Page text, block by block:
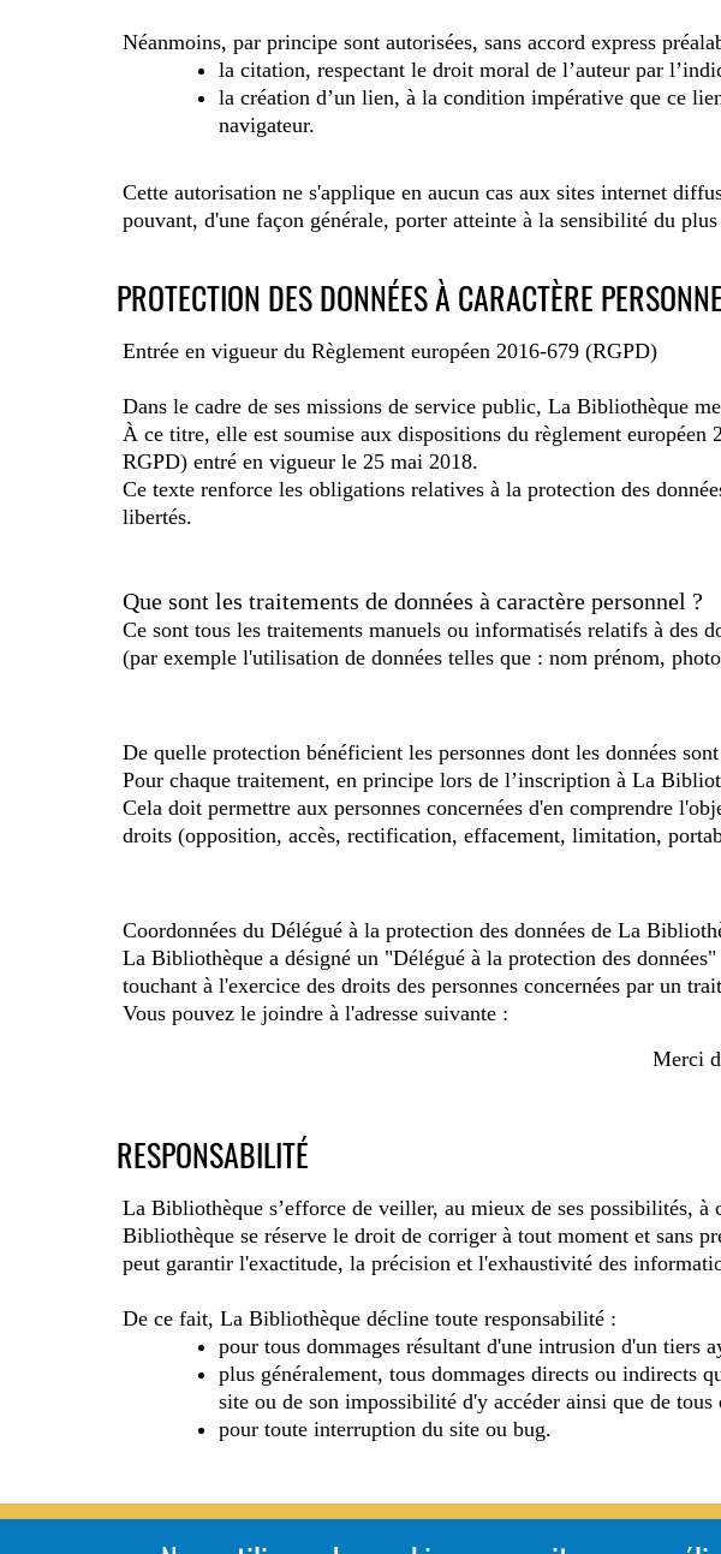
Néanmoins, par principe sont autorisées, sans accord express
la citation, respectant le droit moral de l’auteur par
la création d’un lien, à la condition impérative que ce
navigateur.
Cette autorisation ne s'applique en aucun cas aux sites internet
pouvant, d'une façon générale, porter atteinte à la sensibilité du
PROTECTION DES DONNÉES À CARACTÈRE
Entrée en vigueur du Règlement européen 2016-679 (RGPD)
Dans le cadre de ses missions de service public, La Bibliothèque
À ce titre, elle est soumise aux dispositions du règlement
RGPD) entré en vigueur le 25 mai 2018.
Ce texte renforce les obligations relatives à la protection des
libertés.
Que sont les traitements de données à caractère personnel ?
Ce sont tous les traitements manuels ou informatisés relatifs à des
(par exemple l'utilisation de données telles que : nom prénom,
De quelle protection bénéficient les personnes dont les données
Pour chaque traitement, en principe lors de l’inscription à La
Cela doit permettre aux personnes concernées d'en comprendre
droits (opposition, accès, rectification, effacement, limitation,
Coordonnées du Délégué à la protection des données de La
La Bibliothèque a désigné un "Délégué à la protection des
touchant à l'exercice des droits des personnes concernées par un
Vous pouvez le joindre à l'adresse suivante :
Merci
RESPONSABILITÉ
La Bibliothèque s’efforce de veiller, au mieux de ses possibilités,
Bibliothèque se réserve le droit de corriger à tout moment et sans
peut garantir l'exactitude, la précision et l'exhaustivité des
De ce fait, La Bibliothèque décline toute responsabilité :
pour tous dommages résultant d'une intrusion d'un tiers
plus généralement, tous dommages directs ou indirects
site ou de son impossibilité d'y accéder ainsi que de
pour toute interruption du site ou bug.